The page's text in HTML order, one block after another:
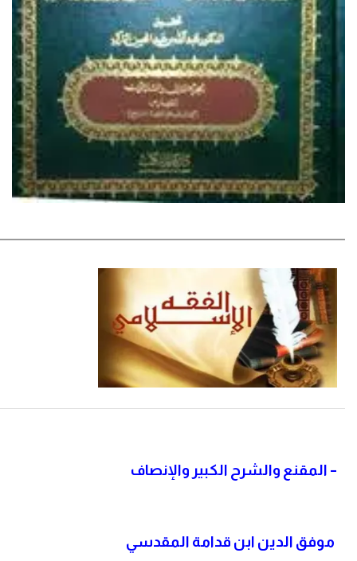
– المقنع والشرح الكبير والإنصاف
موفق الدين ابن قدامة المقدسي